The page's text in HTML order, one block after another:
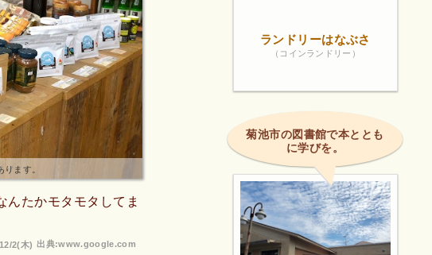
ます。
たかモタモタしてま
出典:www.google.com
2(木)
ランドリーはなぶさ
（コインランドリー）
菊池市の図書館で本ととも
に学びを。